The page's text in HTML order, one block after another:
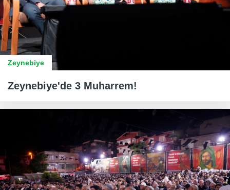
Zeynebiye
Zeynebiye'de 3 Muharrem!